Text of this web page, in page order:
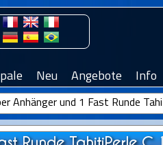
Neu Angebote Info
Anhänger und 1 Fast Runde